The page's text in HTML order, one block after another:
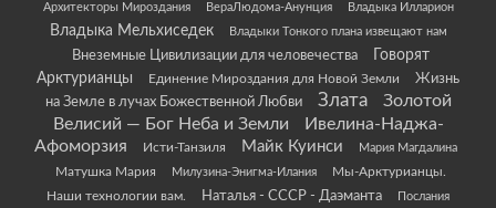
Архитекторы Мироздания ВераЛюдома-Анунция Владыка Илларион
Владыка Мельхиседек Владыки Тонкого плана извещают нам
Внеземные Цивилизации для человечества
Говорят
Арктурианцы
Единение Мироздания для Новой Земли
Жизнь
на Земле в лучах Божественной Любви
Злата
Золотой
Велисий — Бог Неба и Земли
Ивелина-Наджа-
Афоморзия
Исти-Танзиля Майк Куинси Мария Магдалина
Матушка Мария Милузина-Энигма-Илания
Мы-Арктурианцы.
Наши технологии вам.
Наталья - СССР - Даэманта
Послания